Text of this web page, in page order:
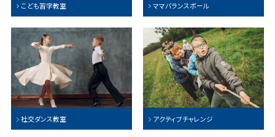
こども習字教室 ママバランスボール
社交ダンス教室 アクティブチャレンジ